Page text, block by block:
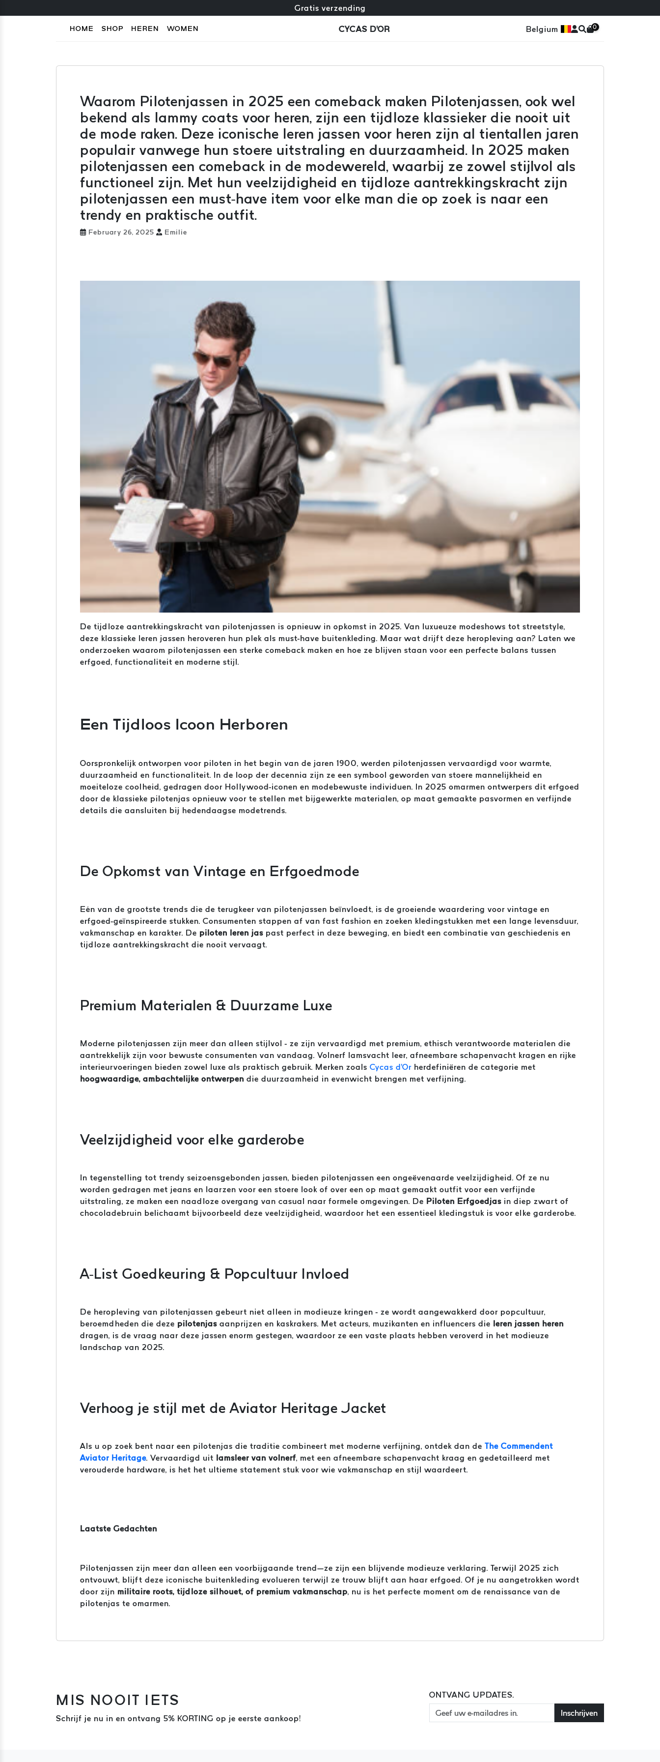
Gratis omruiling + gratis retourneren
Gratis verzending
HOME SHOP HEREN WOMEN CYCAS D'OR Belgium 0
Waarom Pilotenjassen in 2025 een comeback maken Pilotenjassen, ook wel
bekend als lammy coats voor heren, zijn een tijdloze klassieker die nooit uit
de mode raken. Deze iconische leren jassen voor heren zijn al tientallen jaren
populair vanwege hun stoere uitstraling en duurzaamheid. In 2025 maken
pilotenjassen een comeback in de modewereld, waarbij ze zowel stijlvol als
functioneel zijn. Met hun veelzijdigheid en tijdloze aantrekkingskracht zijn
pilotenjassen een must-have item voor elke man die op zoek is naar een
trendy en praktische outfit.
February 26, 2025 Emilie
De tijdloze aantrekkingskracht van pilotenjassen is opnieuw in opkomst in 2025. Van luxueuze modeshows tot streetstyle,
deze klassieke leren jassen heroveren hun plek als must-have buitenkleding. Maar wat drijft deze heropleving aan? Laten we
onderzoeken waarom pilotenjassen een sterke comeback maken en hoe ze blijven staan voor een perfecte balans tussen
erfgoed, functionaliteit en moderne stijl.
Een Tijdloos Icoon Herboren
Oorspronkelijk ontworpen voor piloten in het begin van de jaren 1900, werden pilotenjassen vervaardigd voor warmte,
duurzaamheid en functionaliteit. In de loop der decennia zijn ze een symbool geworden van stoere mannelijkheid en
moeiteloze coolheid, gedragen door Hollywood-iconen en modebewuste individuen. In 2025 omarmen ontwerpers dit erfgoed
door de klassieke pilotenjas opnieuw voor te stellen met bijgewerkte materialen, op maat gemaakte pasvormen en verfijnde
details die aansluiten bij hedendaagse modetrends.
De Opkomst van Vintage en Erfgoedmode
Eén van de grootste trends die de terugkeer van pilotenjassen beïnvloedt, is de groeiende waardering voor vintage en
erfgoed-geïnspireerde stukken. Consumenten stappen af van fast fashion en zoeken kledingstukken met een lange levensduur,
vakmanschap en karakter. De piloten leren jas past perfect in deze beweging, en biedt een combinatie van geschiedenis en
tijdloze aantrekkingskracht die nooit vervaagt.
Premium Materialen & Duurzame Luxe
Moderne pilotenjassen zijn meer dan alleen stijlvol - ze zijn vervaardigd met premium, ethisch verantwoorde materialen die
aantrekkelijk zijn voor bewuste consumenten van vandaag. Volnerf lamsvacht leer, afneembare schapenvacht kragen en rijke
interieurvoeringen bieden zowel luxe als praktisch gebruik. Merken zoals Cycas d'Or herdefiniëren de categorie met
hoogwaardige, ambachtelijke ontwerpen die duurzaamheid in evenwicht brengen met verfijning.
Veelzijdigheid voor elke garderobe
In tegenstelling tot trendy seizoensgebonden jassen, bieden pilotenjassen een ongeëvenaarde veelzijdigheid. Of ze nu
worden gedragen met jeans en laarzen voor een stoere look of over een op maat gemaakt outfit voor een verfijnde
uitstraling, ze maken een naadloze overgang van casual naar formele omgevingen. De Piloten Erfgoedjas in diep zwart of
chocoladebruin belichaamt bijvoorbeeld deze veelzijdigheid, waardoor het een essentieel kledingstuk is voor elke garderobe.
A-List Goedkeuring & Popcultuur Invloed
De heropleving van pilotenjassen gebeurt niet alleen in modieuze kringen - ze wordt aangewakkerd door popcultuur,
beroemdheden die deze pilotenjas aanprijzen en kaskrakers. Met acteurs, muzikanten en influencers die
leren jassen heren
dragen, is de vraag naar deze jassen enorm gestegen, waardoor ze een vaste plaats hebben veroverd in het modieuze
landschap van 2025.
Verhoog je stijl met de Aviator Heritage Jacket
Als u op zoek bent naar een pilotenjas die traditie combineert met moderne verfijning, ontdek dan de The Commendent
Aviator Heritage. Vervaardigd uit lamsleer van volnerf, met een afneembare schapenvacht kraag en gedetailleerd met
verouderde hardware, is het het ultieme statement stuk voor wie vakmanschap en stijl waardeert.
Laatste Gedachten
Pilotenjassen zijn meer dan alleen een voorbijgaande trend—ze zijn een blijvende modieuze verklaring. Terwijl 2025 zich
ontvouwt, blijft deze iconische buitenkleding evolueren terwijl ze trouw blijft aan haar erfgoed. Of je nu aangetrokken wordt
door zijn militaire roots, tijdloze silhouet, of premium vakmanschap, nu is het perfecte moment om de renaissance van de
pilotenjas te omarmen.
MIS NOOIT IETS
Schrijf je nu in en ontvang 5% KORTING op je eerste aankoop!
ONTVANG UPDATES.
Inschrijven